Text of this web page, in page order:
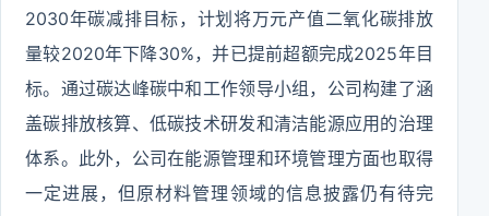
2030年碳减排目标，计划将万元产值二氧化碳排放
量较2020年下降30%，并已提前超额完成2025年目
标。通过碳达峰碳中和工作领导小组，公司构建了涵
盖碳排放核算、低碳技术研发和清洁能源应用的治理
体系。此外，公司在能源管理和环境管理方面也取得
一定进展，但原材料管理领域的信息披露仍有待完